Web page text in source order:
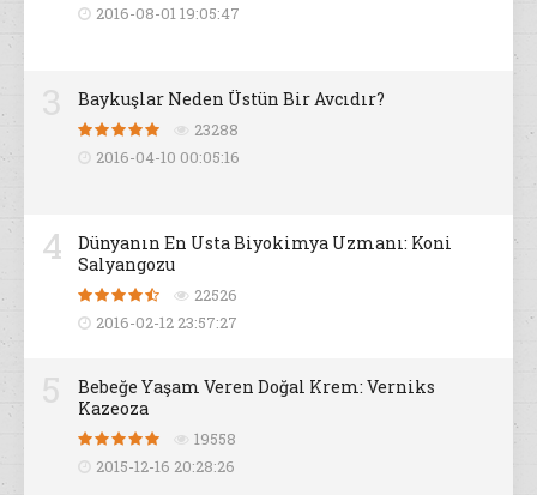
2016-08-01 19:05:47
Baykuşlar Neden Üstün Bir Avcıdır?
23288
2016-04-10 00:05:16
4
Dünyanın En Usta Biyokimya Uzmanı: Koni
Salyangozu
22526
2016-02-12 23:57:27
Bebeğe Yaşam Veren Doğal Krem: Verniks
Kazeoza
19558
2015-12-16 20:28:26